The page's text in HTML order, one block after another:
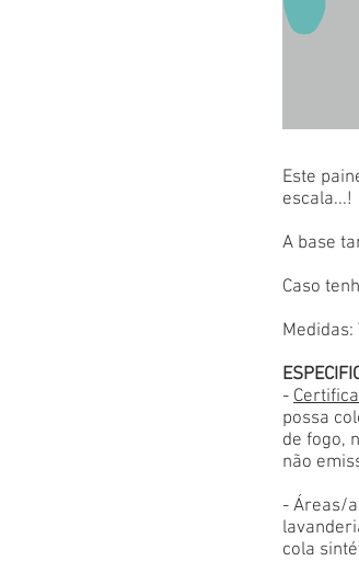
Este
escala...!
A base
Caso
-
possa
de fogo,
não
- Áreas/
cola